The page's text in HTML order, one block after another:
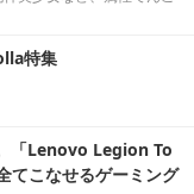
特集
「Lenovo Legion To
こなせるゲーミング